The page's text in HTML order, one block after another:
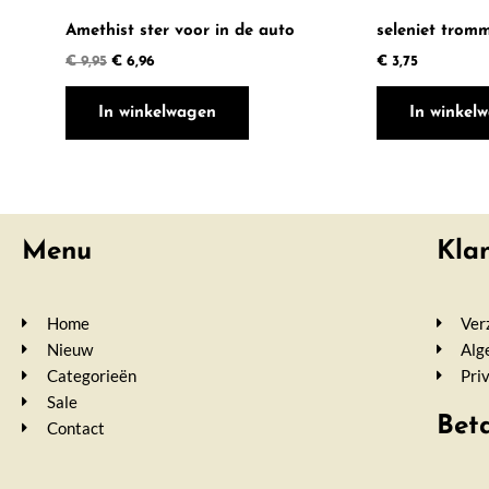
Amethist ster voor in de auto
€9,95 € 6,96
In winkelwagen
seleniet
€ 3,75
In
Menu
Home
Nieuw
Categorieën
Sale
Contact